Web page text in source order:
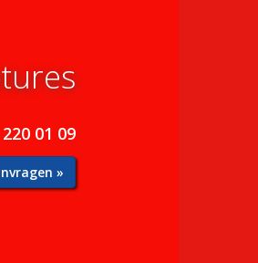
01 09
»